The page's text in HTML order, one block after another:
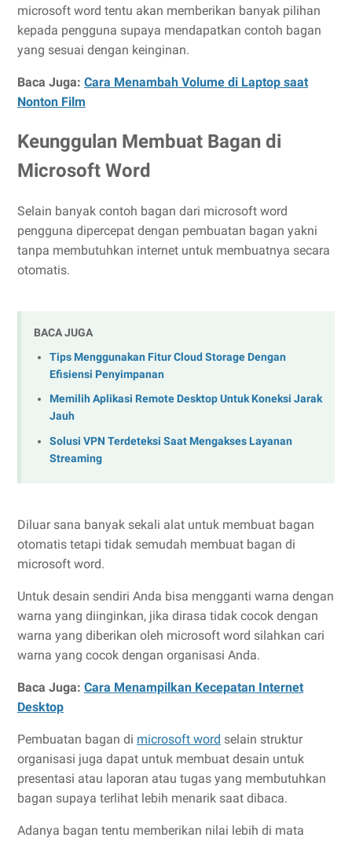
microsoft word tentu akan memberikan banyak pilihan
kepada pengguna supaya mendapatkan contoh bagan
yang sesuai dengan keinginan.
Baca Juga: Cara Menambah Volume di Laptop saat
Nonton Film
Keunggulan Membuat Bagan di
Microsoft Word
Selain banyak contoh bagan dari microsoft word
pengguna dipercepat dengan pembuatan bagan yakni
tanpa membutuhkan internet untuk membuatnya secara
otomatis.
BACA JUGA
Tips Menggunakan Fitur Cloud Storage Dengan
Efisiensi Penyimpanan
Memilih Aplikasi Remote Desktop Untuk Koneksi Jarak
Jauh
Solusi VPN Terdeteksi Saat Mengakses Layanan
Streaming
Diluar sana banyak sekali alat untuk membuat bagan
otomatis tetapi tidak semudah membuat bagan di
microsoft word.
Untuk desain sendiri Anda bisa mengganti warna dengan
warna yang diinginkan, jika dirasa tidak cocok dengan
warna yang diberikan oleh microsoft word silahkan cari
warna yang cocok dengan organisasi Anda.
Baca Juga: Cara Menampilkan Kecepatan Internet
Desktop
Pembuatan bagan di microsoft word selain struktur
organisasi juga dapat untuk membuat desain untuk
presentasi atau laporan atau tugas yang membutuhkan
bagan supaya terlihat lebih menarik saat dibaca.
Adanya bagan tentu memberikan nilai lebih di mata